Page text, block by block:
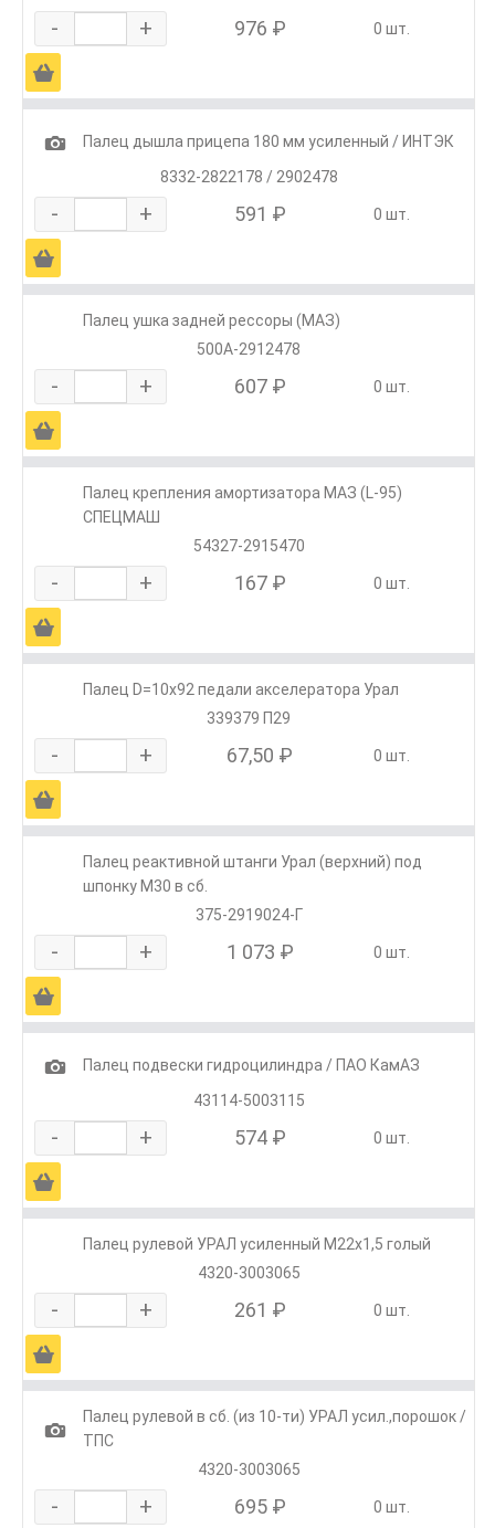
- + 976 ₽ 0 шт.
Ä
1
Палец дышла прицепа 180 мм усиленный / ИНТЭК
8332-2822178 / 2902478
- + 591 ₽ 0 шт.
Ä
Палец ушка задней рессоры (МАЗ)
500А-2912478
- + 607 ₽ 0 шт.
Ä
Палец крепления амортизатора МАЗ (L-95)
СПЕЦМАШ
54327-2915470
- + 167 ₽ 0 шт.
Ä
Палец D=10х92 педали акселератора Урал
339379 П29
- + 67,50 ₽ 0 шт.
Ä
Палец реактивной штанги Урал (верхний) под
шпонку М30 в сб.
375-2919024-Г
- + 1 073 ₽ 0 шт.
Ä
1
Палец подвески гидроцилиндра / ПАО КамАЗ
43114-5003115
- + 574 ₽ 0 шт.
Ä
Палец рулевой УРАЛ усиленный М22х1,5 голый
4320-3003065
- + 261 ₽ 0 шт.
Ä
1
Палец рулевой в сб. (из 10-ти) УРАЛ усил.,порошок /
ТПС
4320-3003065
- + 695 ₽ 0 шт.